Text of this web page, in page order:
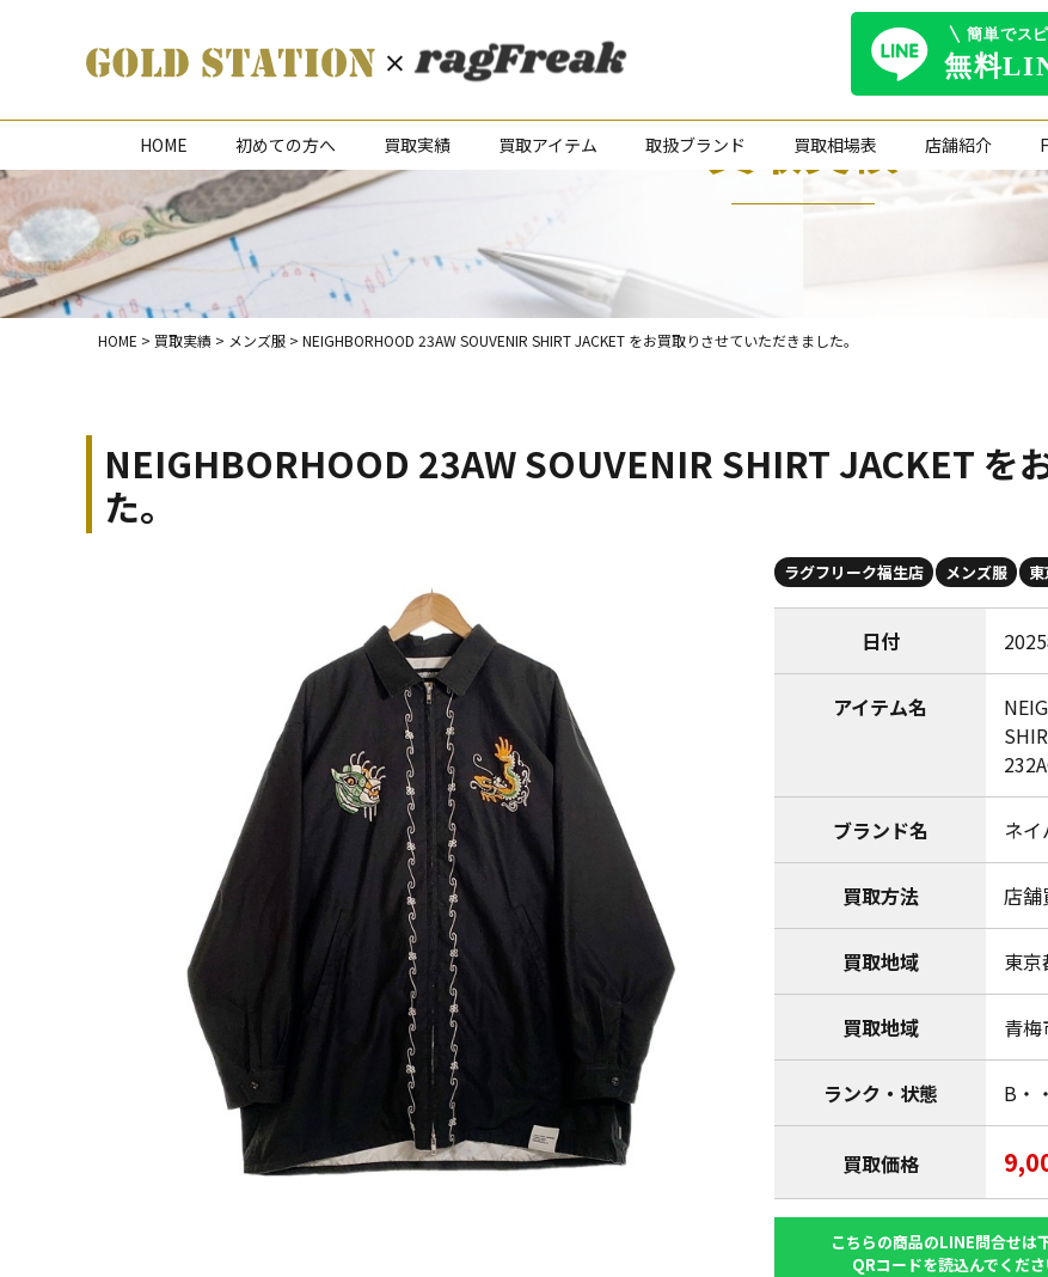
HOME 初めての方へ 買取実績 買取アイテム 取扱ブランド 買取相場表 店舗紹介
買取実績
HOME > 買取実績 > メンズ服 > NEIGHBORHOOD 23AW SOUVENIR SHIRT JACKET をお買取りさせていただきました。
NEIGHBORHOOD 23AW SOUVENIR SHIRT JACKET を
た。
ラグフリーク福生店 メンズ服
日付
アイテム名
ブランド名 ネイ
買取方法 店舗
買取地域 東京
買取地域 青梅
ランク・状態 B・
買取価格
こちらの商品のLINE問合せは
QRコードを読込んでくだ